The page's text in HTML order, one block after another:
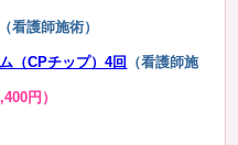
（看護師施術）
（CPチップ）4回
（看護師施
円）